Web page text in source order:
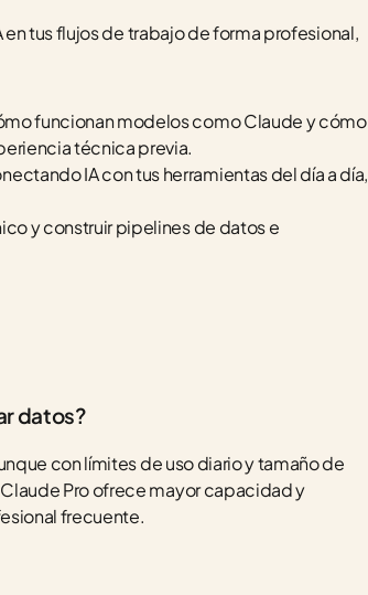
en tus flujos de trabajo de forma profesional,
funcionan modelos como Claude y cómo
técnica previa.
IA con tus herramientas del día a día,
y construir pipelines de datos e
datos?
con límites de uso diario y tamaño de
Pro ofrece mayor capacidad y
frecuente.